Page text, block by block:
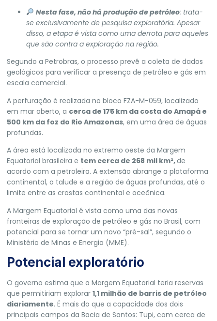
Nesta fase, não há produção de petróleo: trata-
se exclusivamente de pesquisa exploratória. Apesar
disso, a etapa é vista como uma derrota para aqueles
que são contra a exploração na região.
Segundo a Petrobras, o processo prevê a coleta de dados
geológicos para verificar a presença de petróleo e gás em
escala comercial.
A perfuração é realizada no bloco FZA-M-059, localizado
em mar aberto, a cerca de 175 km da costa do Amapá e
500 km da foz do Rio Amazonas, em uma área de águas
profundas.
A área está localizada no extremo oeste da Margem
Equatorial brasileira e tem cerca de 268 mil km²,de
acordo com a petroleira. A extensão abrange a plataforma
continental, o talude e a região de águas profundas, até o
limite entre as crostas continental e oceânica.
A Margem Equatorial é vista como uma das novas
fronteiras de exploração de petróleo e gás no Brasil, com
potencial para se tornar um novo “pré-sal”, segundo o
Ministério de Minas e Energia (MME).
Potencial exploratório
O governo estima que a Margem Equatorial teria reservas
que permitiriam explorar 1,1 milhão de barris de petróleo
diariamente. É mais do que a capacidade dos dois
principais campos da Bacia de Santos: Tupi, com cerca de